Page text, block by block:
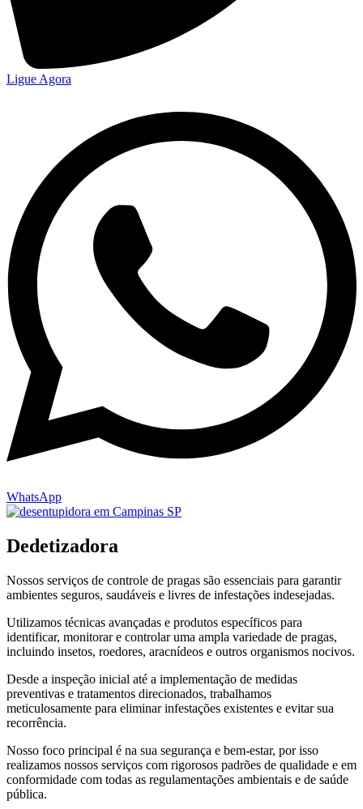
Ligue Agora
WhatsApp
Dedetizadora
Nossos serviços de controle de pragas são essenciais para garantir
ambientes seguros, saudáveis e livres de infestações indesejadas.
Utilizamos técnicas avançadas e produtos específicos para
identificar, monitorar e controlar uma ampla variedade de pragas,
incluindo insetos, roedores, aracnídeos e outros organismos nocivos.
Desde a inspeção inicial até a implementação de medidas
preventivas e tratamentos direcionados, trabalhamos
meticulosamente para eliminar infestações existentes e evitar sua
recorrência.
Nosso foco principal é na sua segurança e bem-estar, por isso
realizamos nossos serviços com rigorosos padrões de qualidade e em
conformidade com todas as regulamentações ambientais e de saúde
pública.